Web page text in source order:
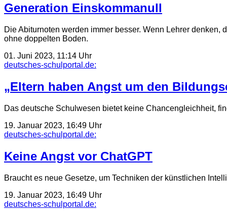
Generation Einskommanull
Die Abiturnoten werden immer besser. Wenn Lehrer
ohne doppelten Boden.
01. Juni 2023, 11:14 Uhr
deutsches-schulportal.de:
„Eltern haben Angst um den
Das deutsche Schulwesen bietet keine Chancengleichheit,
19. Januar 2023, 16:49 Uhr
deutsches-schulportal.de:
Keine Angst vor ChatGPT
Braucht es neue Gesetze, um Techniken der künstlichen
19. Januar 2023, 16:49 Uhr
deutsches-schulportal.de: